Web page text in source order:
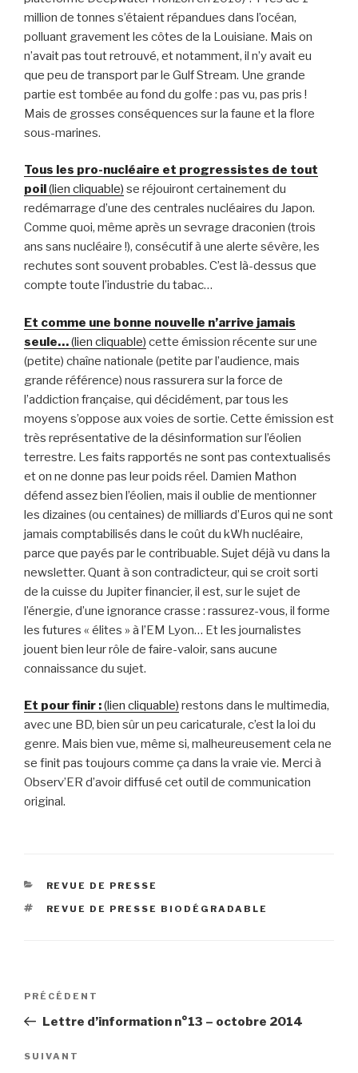
million de tonnes s’étaient répandues dans l’océan,
polluant gravement les côtes de la Louisiane. Mais on
n’avait pas tout retrouvé, et notamment, il n’y avait eu
que peu de transport par le Gulf Stream. Une grande
partie est tombée au fond du golfe : pas vu, pas pris !
Mais de grosses conséquences sur la faune et la flore
sous-marines.
Tous les pro-nucléaire et progressistes de tout
poil(lien cliquable) se réjouiront certainement du
redémarrage d’une des centrales nucléaires du Japon.
Comme quoi, même après un sevrage draconien (trois
ans sans nucléaire !), consécutif à une alerte sévère, les
rechutes sont souvent probables. C’est là-dessus que
compte toute l’industrie du tabac…
Et comme une bonne nouvelle n’arrive jamais
seule…(lien cliquable) cette émission récente sur une
(petite) chaîne nationale (petite par l’audience, mais
grande référence) nous rassurera sur la force de
l’addiction française, qui décidément, par tous les
moyens s’oppose aux voies de sortie. Cette émission est
très représentative de la désinformation sur l’éolien
terrestre. Les faits rapportés ne sont pas contextualisés
et on ne donne pas leur poids réel. Damien Mathon
défend assez bien l’éolien, mais il oublie de mentionner
les dizaines (ou centaines) de milliards d’Euros qui ne sont
jamais comptabilisés dans le coût du kWh nucléaire,
parce que payés par le contribuable. Sujet déjà vu dans la
newsletter. Quant à son contradicteur, qui se croit sorti
de la cuisse du Jupiter financier, il est, sur le sujet de
l’énergie, d’une ignorance crasse : rassurez-vous, il forme
les futures « élites » à l’EM Lyon… Et les journalistes
jouent bien leur rôle de faire-valoir, sans aucune
connaissance du sujet.
Et pour finir :(lien cliquable) restons dans le multimedia,
avec une BD, bien sûr un peu caricaturale, c’est la loi du
genre. Mais bien vue, même si, malheureusement cela ne
se finit pas toujours comme ça dans la vraie vie. Merci à
Observ’ER d’avoir diffusé cet outil de communication
original.
CATÉGORIES
REVUE DE PRESSE
ÉTIQUETTES
REVUE DE PRESSE BIODÉGRADABLE
Navigation
l’article
Article
précédent
PRÉCÉDENT
Lettre d’information n°13 – octobre 2014
Article
SUIVANT